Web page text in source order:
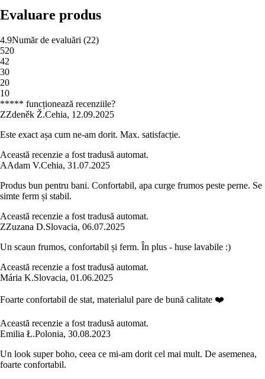
Evaluare produs
4.9Număr de evaluări (22)
520
42
30
20
10
***** funcționează recenziile?
ZZdeněk Ž.Cehia, 12.09.2025
Este exact așa cum ne-am dorit. Max. satisfacție.
Această recenzie a fost tradusă automat.
AAdam V.Cehia, 31.07.2025
Produs bun pentru bani. Confortabil, apa curge frumos peste perne. Se
simte ferm și stabil.
Această recenzie a fost tradusă automat.
ZZuzana D.Slovacia, 06.07.2025
Un scaun frumos, confortabil și ferm. În plus - huse lavabile :)
Această recenzie a fost tradusă automat.
Mária K.Slovacia, 01.06.2025
Foarte confortabil de stat, materialul pare de bună calitate ❤️
Această recenzie a fost tradusă automat.
Emilia Ł.Polonia, 30.08.2023
Un look super boho, ceea ce mi-am dorit cel mai mult. De asemenea,
foarte confortabil.